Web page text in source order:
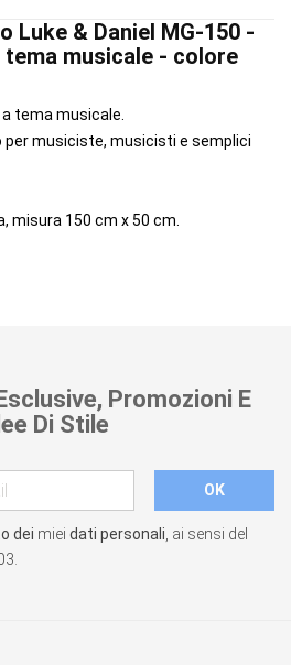
Luke & Daniel MG-150 -
musicale - colore
tema musicale.
per musiciste, musicisti e semplici
misura 150 cm x 50 cm.
Promozioni E
Di Stile
dei miei dati personali, ai sensi del